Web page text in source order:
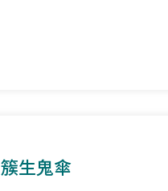
簇生鬼傘